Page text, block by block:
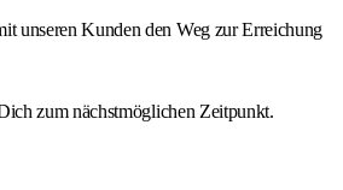
unseren Kunden den Weg zur Erreichung
zum nächstmöglichen Zeitpunkt.